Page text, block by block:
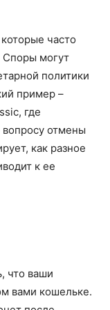
часто
Споры могут
политики
пример –
где
вопросу отмены
как разное
к ее
что ваши
вами кошельке.